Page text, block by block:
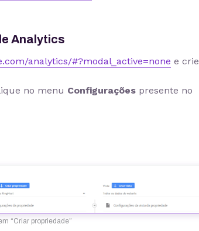
Analytics
analytics/#?modal_active=none e crie
no menu Configurações presente no
“Criar propriedade”